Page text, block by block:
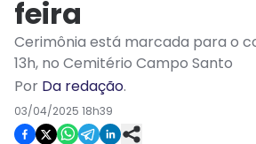
feira
Cerimônia está marcada para o
13h, no Cemitério Campo Santo
Por Da redação.
03/04/2025 18h39